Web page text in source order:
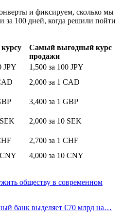
и фиксируем, сколько мы
за 100 дней, когда решили пойти
Самый выгодный курс
продажи
JPY
1,500 за 100 JPY
2,000 за 1 CAD
3,400 за 1 GBP
2,000 за 10 SEK
2,700 за 1 CHF
4,000 за 10 CNY
обществу в современном
банк выделяет €70 млрд на…